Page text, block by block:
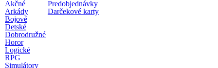
Akčné
Arkády
Bojové
Detské
Dobrodružné
Horor
Logické
RPG
Simulátory
Predobjednávky
Darčekové karty